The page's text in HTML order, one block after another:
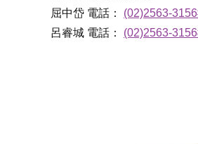
屈中岱 電話： (02)2563-
呂睿城 電話： (02)2563-